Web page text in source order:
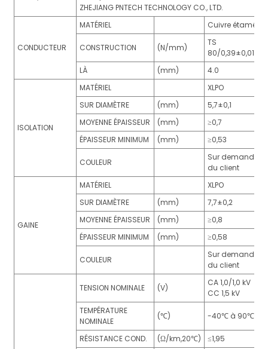
ZHEJIANG PNTECH TECHNOLOGY CO., LTD.
CONDUCTEUR
MATÉRIEL Cuivre étamé
CONSTRUCTION (N/mm)
TS
80/0,39±0,015
LÀ
(mm) 4.0
ISOLATION
MATÉRIEL
XLPO
SUR DIAMÈTRE
(mm)
5,7±0,1
MOYENNE ÉPAISSEUR
(mm)
≥0,7
ÉPAISSEUR MINIMUM
(mm) ≥0,53
COULEUR
Sur demande
du client
GAINE
MATÉRIEL
XLPO
SUR DIAMÈTRE
(mm)
7,7±0,2
MOYENNE ÉPAISSEUR
(mm)
≥0,8
ÉPAISSEUR MINIMUM
(mm) ≥0,58
COULEUR
Sur demande
du client
TENSION NOMINALE (V)
CA 1,0/1,0 kV
CC 1,5 kV
TEMPÉRATURE
NOMINALE
(℃) -40℃ à 90℃
RÉSISTANCE COND. (Ω/km,20℃) ≤1,95